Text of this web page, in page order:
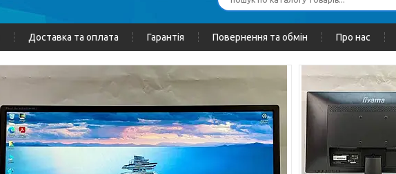
Доставка та оплата Гарантія Повернення та обмін Про нас